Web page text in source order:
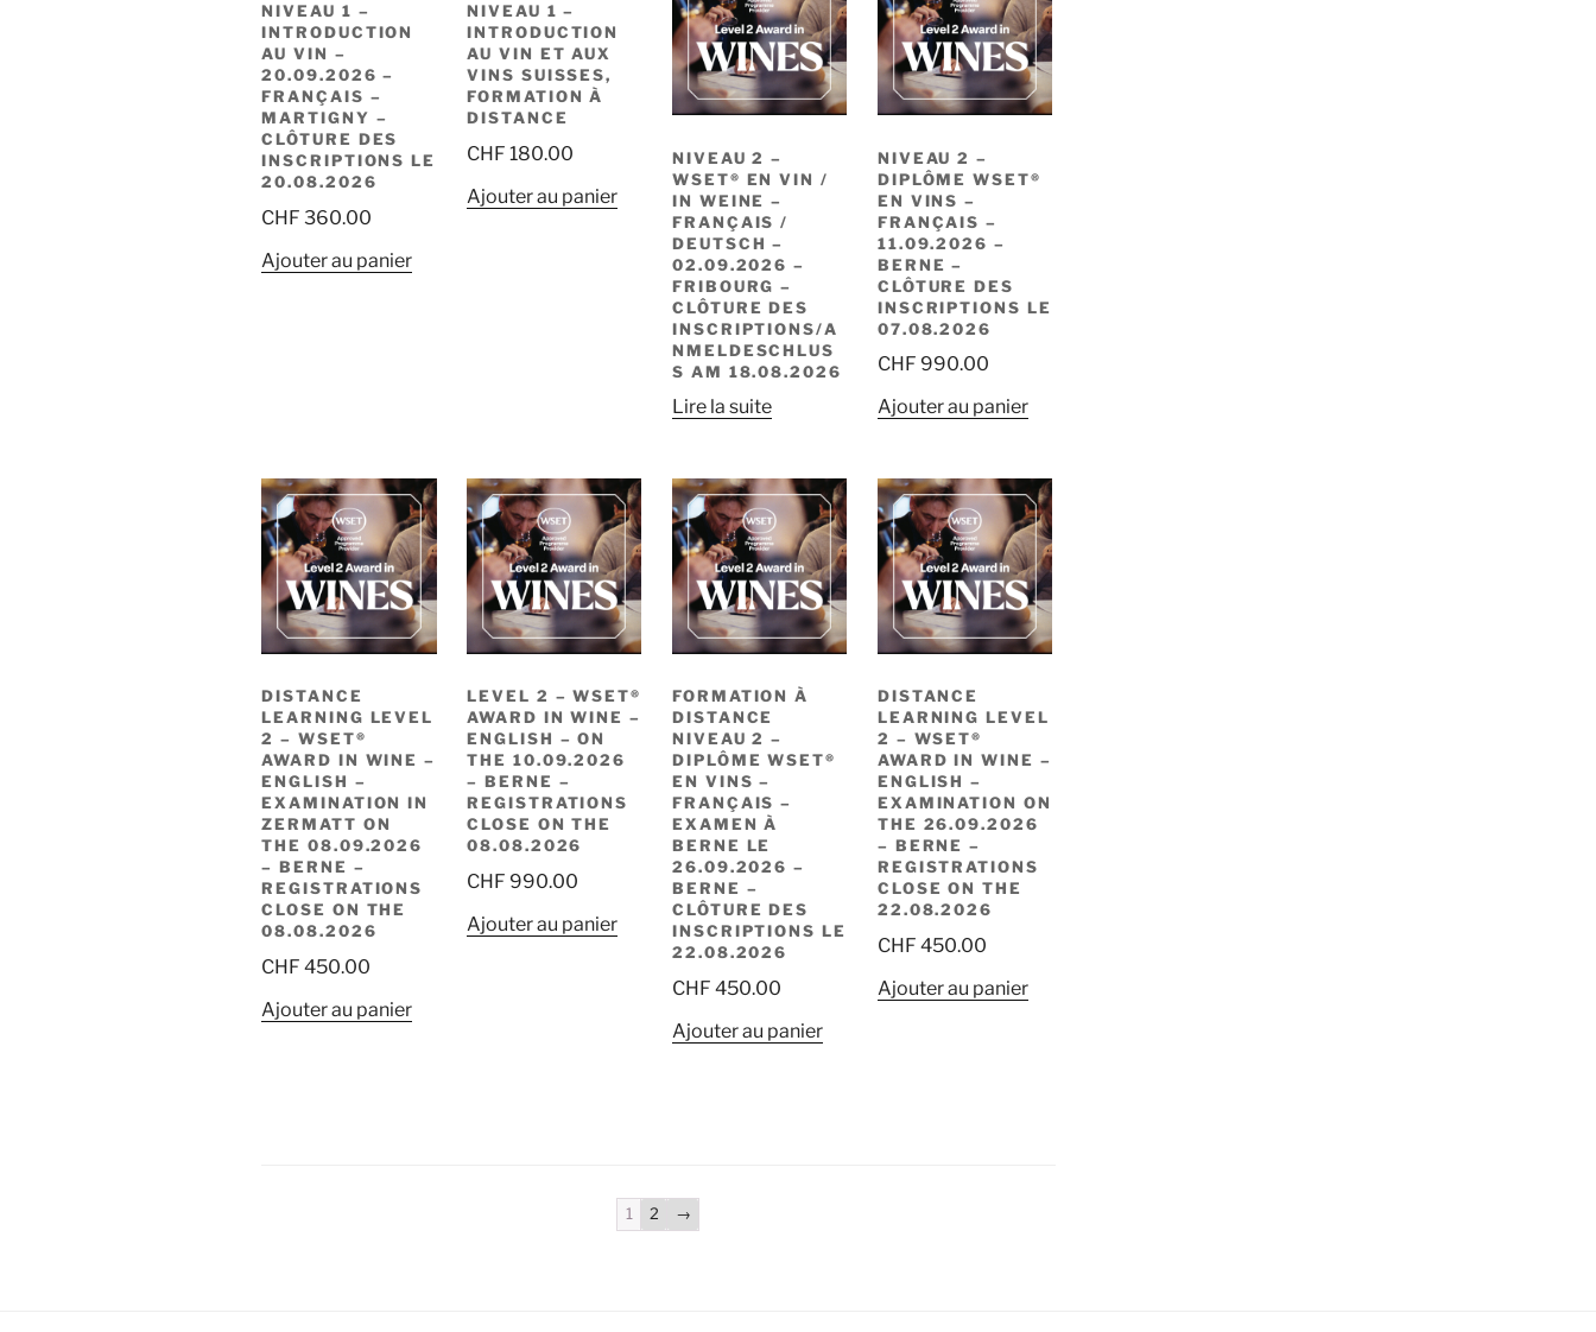
NIVEAU 1 –
INTRODUCTION
AU VIN –
20.09.2026 –
FRANÇAIS –
MARTIGNY –
CLÔTURE DES
INSCRIPTIONS LE
20.08.2026
CHF 360.00
Ajouter au panier
NIVEAU 1 –
INTRODUCTION
AU VIN ET AUX
VINS SUISSES,
FORMATION À
DISTANCE
CHF 180.00
Ajouter au panier
NIVEAU 2 –
WSET® EN VIN /
IN WEINE –
FRANÇAIS /
DEUTSCH –
02.09.2026 –
FRIBOURG –
CLÔTURE DES
INSCRIPTIONS/A
NMELDESCHLUS
S AM 18.08.2026
Lire la suite
NIVEAU 2 –
DIPLÔME WSET®
EN VINS –
FRANÇAIS –
11.09.2026 –
BERNE –
CLÔTURE DES
INSCRIPTIONS LE
07.08.2026
CHF 990.00
Ajouter au panier
DISTANCE
LEARNING LEVEL
2 – WSET®
AWARD IN WINE –
ENGLISH –
EXAMINATION IN
ZERMATT ON
THE 08.09.2026
– BERNE –
REGISTRATIONS
CLOSE ON THE
08.08.2026
CHF 450.00
Ajouter au panier
LEVEL 2 – WSET®
AWARD IN WINE –
ENGLISH – ON
THE 10.09.2026
– BERNE –
REGISTRATIONS
CLOSE ON THE
08.08.2026
CHF 990.00
Ajouter au panier
FORMATION À
DISTANCE
NIVEAU 2 –
DIPLÔME WSET®
EN VINS –
FRANÇAIS –
EXAMEN À
BERNE LE
26.09.2026 –
BERNE –
CLÔTURE DES
INSCRIPTIONS LE
22.08.2026
CHF 450.00
Ajouter au panier
DISTANCE
LEARNING LEVEL
2 – WSET®
AWARD IN WINE –
ENGLISH –
EXAMINATION ON
THE 26.09.2026
– BERNE –
REGISTRATIONS
CLOSE ON THE
22.08.2026
CHF 450.00
Ajouter au panier
1 2 →